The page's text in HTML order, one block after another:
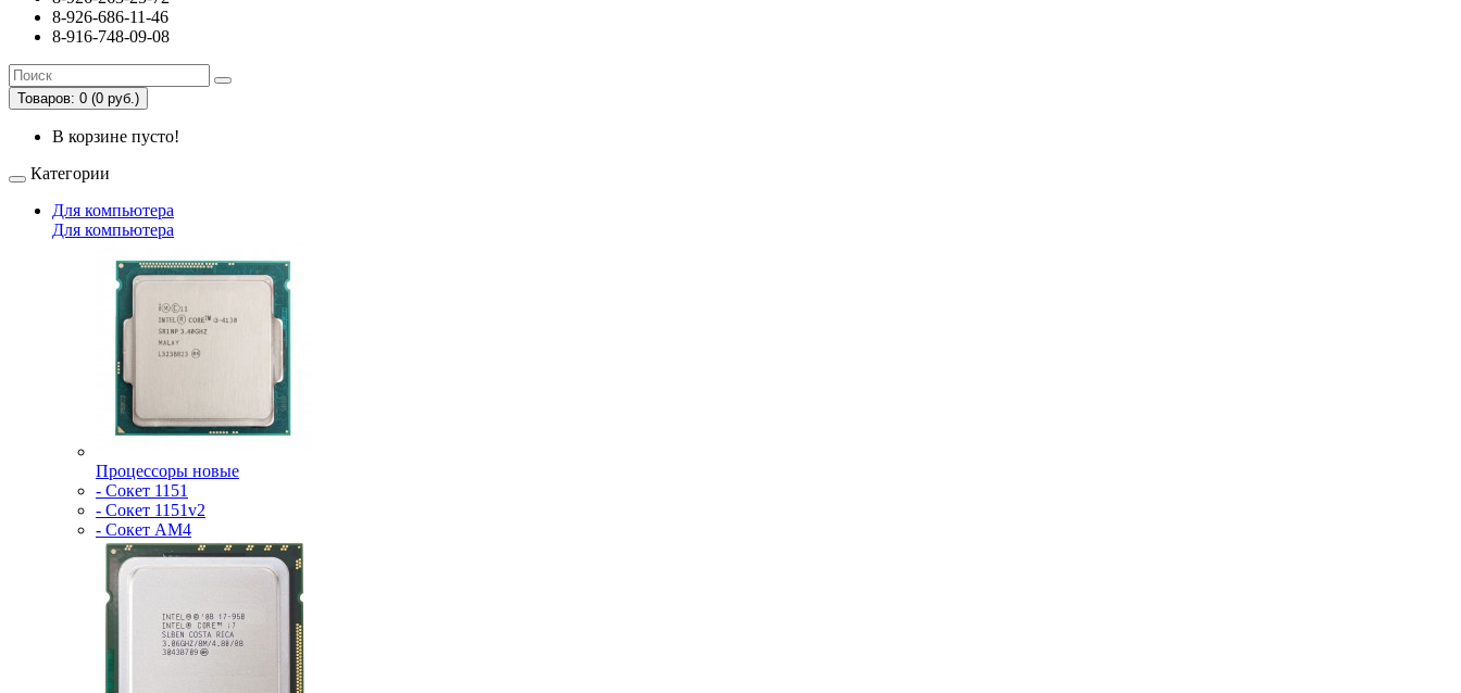
8-926-686-11-46
8-916-748-09-08
Товаров: 0 (0 руб.)
В корзине пусто!
Категории
Для компьютера
Для компьютера
Процессоры новые
- Сокет 1151
- Сокет 1151v2
- Сокет AM4